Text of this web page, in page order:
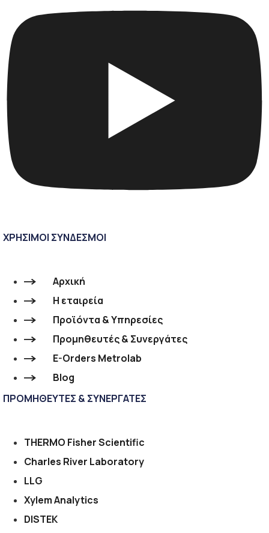
ΧΡΗΣΙΜΟΙ ΣΥΝΔΕΣΜΟΙ
Αρχική
Η εταιρεία
Προϊόντα & Υπηρεσίες
Προμηθευτές & Συνεργάτες
E-Orders Metrolab
Blog
ΠΡΟΜΗΘΕΥΤΕΣ & ΣΥΝΕΡΓΑΤΕΣ
THERMO Fisher Scientific
Charles River Laboratory
LLG
Xylem Analytics
DISTEK